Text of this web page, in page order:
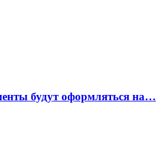
будут оформляться на…